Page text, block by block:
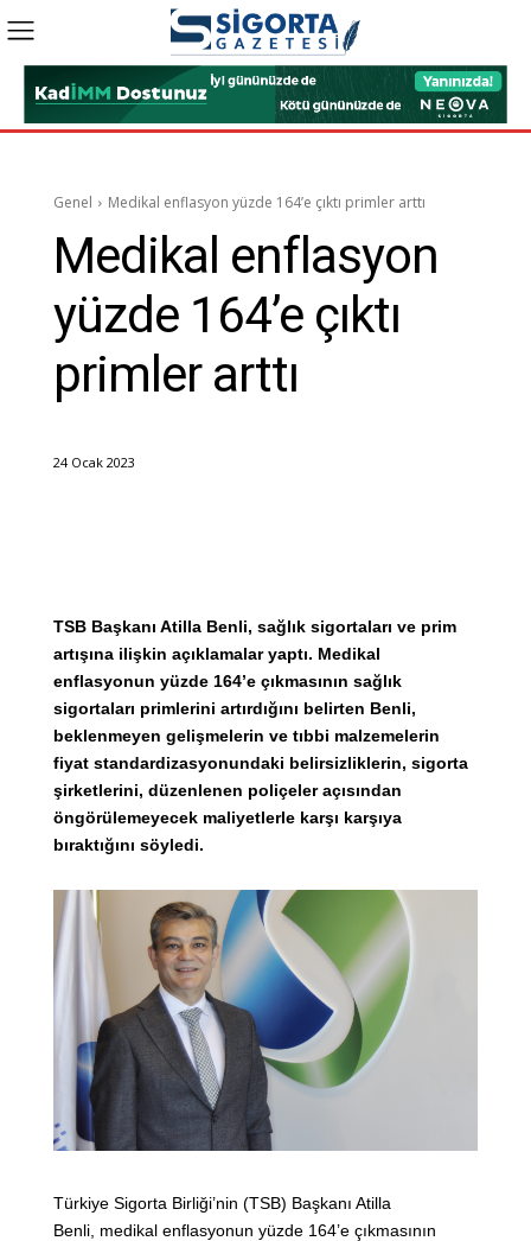
Genel Medikal enflasyon yüzde 164’e çıktı primler arttı
Medikal enflasyon
yüzde 164’e çıktı
primler arttı
24 Ocak 2023
TSB Başkanı Atilla Benli, sağlık sigortaları ve prim
artışına ilişkin açıklamalar yaptı. Medikal
enflasyonun yüzde 164’e çıkmasının sağlık
sigortaları primlerini artırdığını belirten Benli,
beklenmeyen gelişmelerin ve tıbbi malzemelerin
fiyat standardizasyonundaki belirsizliklerin, sigorta
şirketlerini, düzenlenen poliçeler açısından
öngörülemeyecek maliyetlerle karşı karşıya
bıraktığını söyledi.
Türkiye Sigorta Birliği’nin (TSB) Başkanı Atilla
Benli, medikal enflasyonun yüzde 164’e çıkmasının